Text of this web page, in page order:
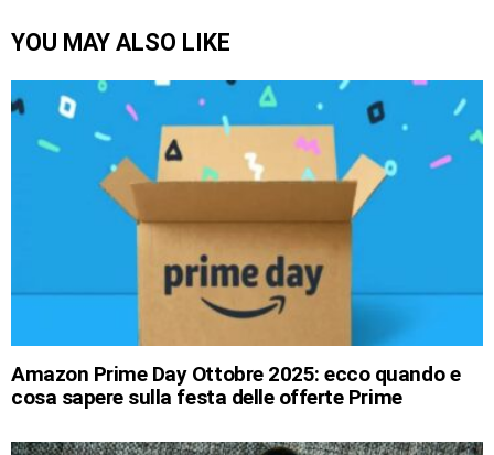
YOU MAY ALSO LIKE
Amazon Prime Day Ottobre 2025: ecco quando e
cosa sapere sulla festa delle offerte Prime